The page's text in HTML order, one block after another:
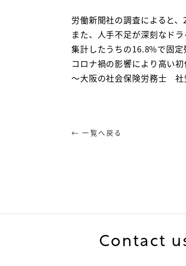
労働新聞社の調査によると
また、人手不足が深刻なド
集計したうちの16.8%で固定
コロナ禍の影響により高い
～大阪の社会保険労務士 社
← 一覧へ戻る
Contact